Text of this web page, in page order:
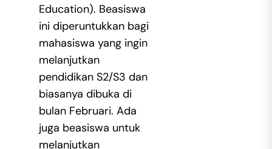
Education). Beasiswa
ini diperuntukkan bagi
mahasiswa yang ingin
melanjutkan
pendidikan S2/S3 dan
biasanya dibuka di
bulan Februari. Ada
juga beasiswa untuk
melanjutkan